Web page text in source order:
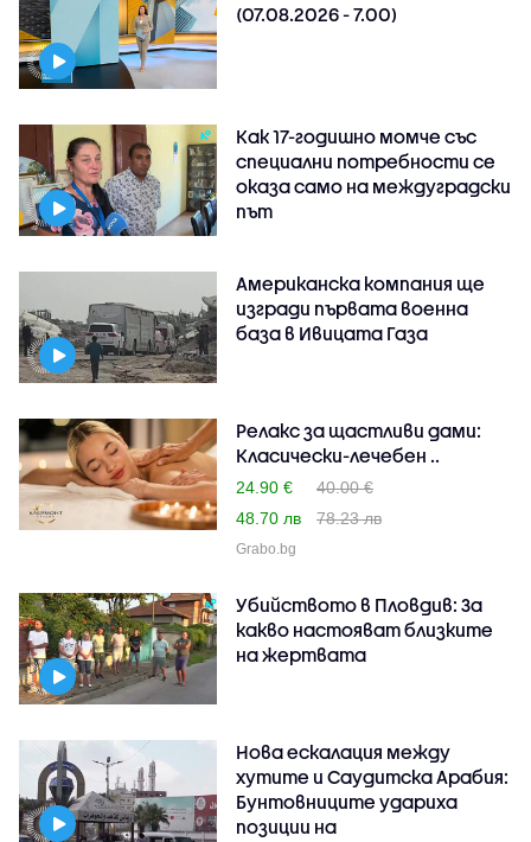
(07.08.2026 - 7.00)
Как 17-годишно момче със
специални потребности се
оказа само на междуградски
път
Американска компания ще
изгради първата военна
база в Ивицата Газа
Релакс за щастливи дами:
Класически-лечебен ..
24.90 €
40.00 €
48.70 лв
78.23 лв
Grabo.bg
Убийството в Пловдив: За
какво настояват близките
на жертвата
Нова ескалация между
хутите и Саудитска Арабия:
Бунтовниците удариха
позиции на